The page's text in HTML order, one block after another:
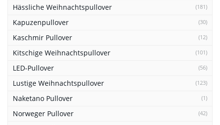
Hässliche Weihnachtspullover (181)
Kapuzenpullover (30)
Kaschmir Pullover (12)
Kitschige Weihnachtspullover (101)
LED-Pullover (56)
Lustige Weihnachtspullover (123)
Naketano Pullover (1)
Norweger Pullover (42)